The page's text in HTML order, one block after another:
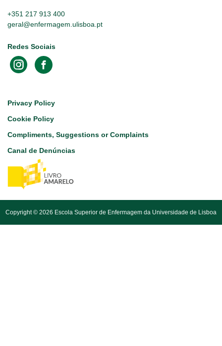
+351 217 913 400
geral@enfermagem.ulisboa.pt
Redes Sociais
Footer
Privacy Policy
Cookie Policy
Compliments, Suggestions or Complaints
Canal de Denúncias
Copyright © 2026 Escola Superior de Enfermagem da Universidade de Lisboa